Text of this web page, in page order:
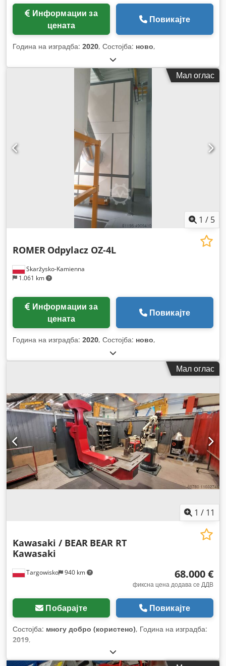
цената
Повикајте
Година на изградба: 2020, Состојба: ново,
Мал оглас
1 / 5
Skarżysko-Kamienna
1.061 km
ROMER Odpylacz OZ-4L
цената
Повикајте
Година на изградба: 2020, Состојба: ново,
Мал оглас
1 / 11
Targowisko 940 km
Kawasaki / BEAR BEAR RT
Kawasaki
68.000 €
фиксна цена додава се ДДВ
Побарајте Повикајте
Состојба: многу добро (користено), Година на изградба:
2019,